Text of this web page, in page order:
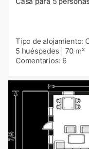
Tipo de alojamiento:
5 huéspedes
70 m²
Comentarios: 6